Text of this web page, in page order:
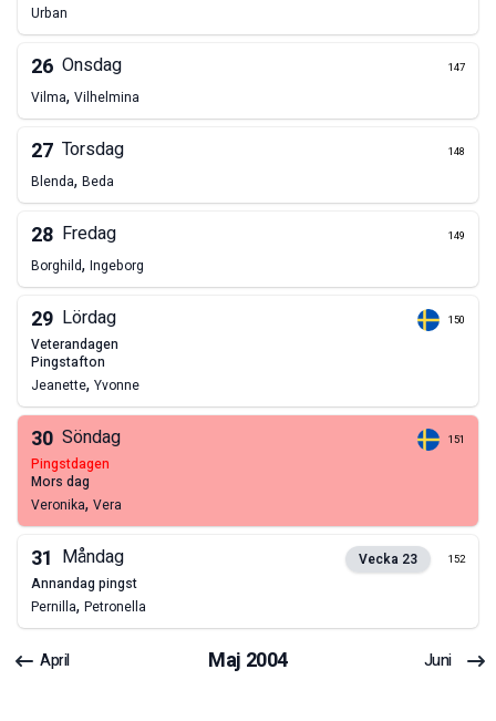
Urban
26 Onsdag 147
Vilma, Vilhelmina
27 Torsdag 148
Blenda, Beda
28 Fredag 149
Borghild, Ingeborg
29 Lördag 150
veterandagen
pingstafton
Jeanette, Yvonne
30 Söndag 151
pingstdagen
mors dag
Veronika, Vera
31 Måndag Vecka 23 152
annandag pingst
Pernilla, Petronella
April Maj 2004 Juni